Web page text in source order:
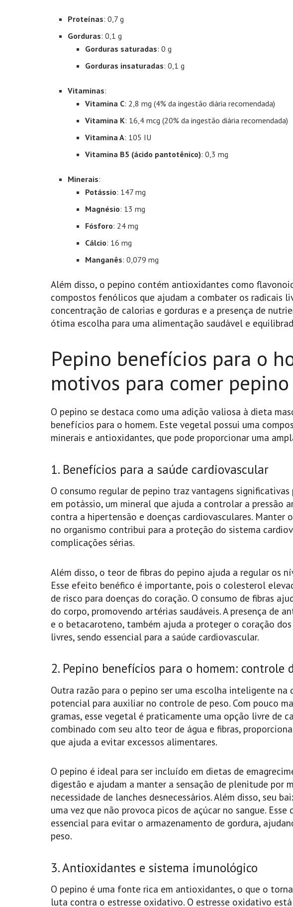
Proteínas: 0,7 g
Gorduras: 0,1 g
Gorduras saturadas: 0 g
Gorduras insaturadas: 0,1 g
Vitaminas:
Vitamina C: 2,8 mg (4% da ingestão diária recomendada)
Vitamina K: 16,4 mcg (20% da ingestão diária recomendada)
Vitamina A: 105 IU
Vitamina B5 (ácido pantotênico): 0,3 mg
Minerais:
Potássio: 147 mg
Magnésio: 13 mg
Fósforo: 24 mg
Cálcio: 16 mg
Manganês: 0,079 mg
Além disso, o pepino contém antioxidantes como
compostos fenólicos que ajudam a combater os radicais
concentração de calorias e gorduras e a presença de
ótima escolha para uma alimentação saudável e
Pepino benefícios para o
motivos para comer pepino
O pepino se destaca como uma adição valiosa à dieta
benefícios para o homem. Este vegetal possui uma
minerais e antioxidantes, que pode proporcionar uma
1. Benefícios para a saúde cardiovascular
O consumo regular de pepino traz vantagens significativas
em potássio, um mineral que ajuda a controlar a pressão
contra a hipertensão e doenças cardiovasculares. Manter
no organismo contribui para a proteção do sistema
complicações sérias.
Além disso, o teor de fibras do pepino ajuda a regular os
Esse efeito benéfico é importante, pois o colesterol
de risco para doenças do coração. O consumo de fibras
do corpo, promovendo artérias saudáveis. A presença de
e o betacaroteno, também ajuda a proteger o coração
livres, sendo essencial para a saúde cardiovascular.
2. Pepino benefícios para o homem: controle
Outra razão para o pepino ser uma escolha inteligente na
potencial para auxiliar no controle de peso. Com pouco
gramas, esse vegetal é praticamente uma opção livre de
combinado com seu alto teor de água e fibras,
que ajuda a evitar excessos alimentares.
O pepino é ideal para ser incluído em dietas de
digestão e ajudam a manter a sensação de plenitude por
necessidade de lanches desnecessários. Além disso, seu
uma vez que não provoca picos de açúcar no sangue.
essencial para evitar o armazenamento de gordura,
peso.
3. Antioxidantes e sistema imunológico
O pepino é uma fonte rica em antioxidantes, o que o
luta contra o estresse oxidativo. O estresse oxidativo